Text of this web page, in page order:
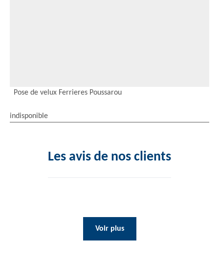
Pose de velux Ferrieres Poussarou
indisponible
Les avis de nos clients
Voir plus